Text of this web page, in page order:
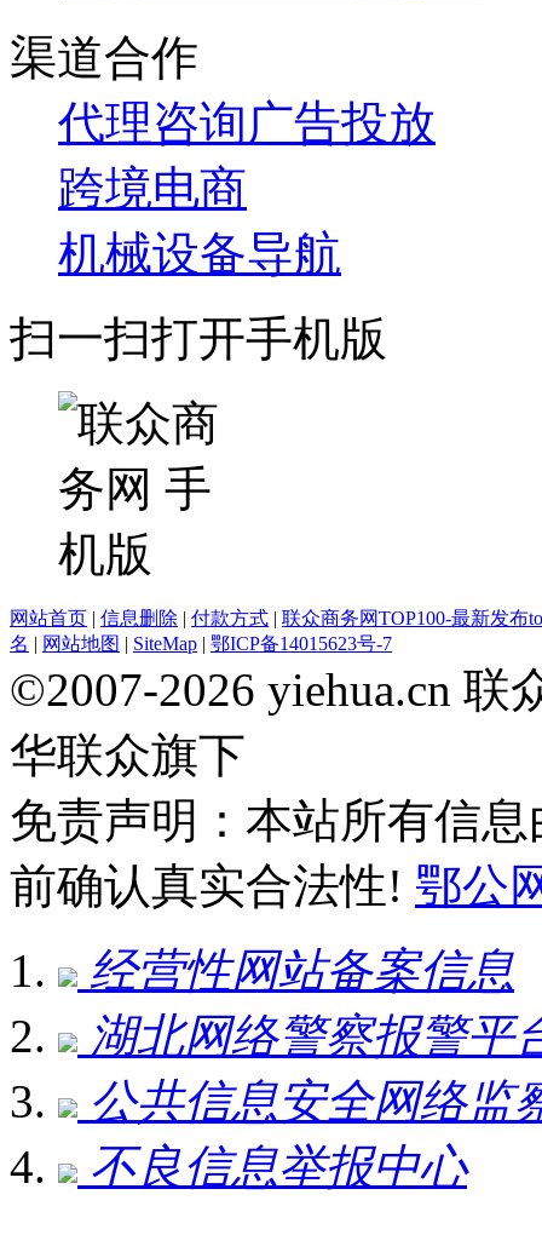
渠道合作
代理咨询广告投放
跨境电商
机械设备导航
扫一扫打开手机版
网站首页 | 信息删除 | 付款方式 | 联众商务网TOP100-最新发布
名 | 网站地图 | SiteMap | 鄂ICP备14015623号-7
©2007-2026 yiehua.cn
华联众旗下
免责声明：本站所有信
前确认真实合法性! 鄂公
经营性网站备案信息
湖北网络警察报警平
公共信息安全网络监
不良信息举报中心